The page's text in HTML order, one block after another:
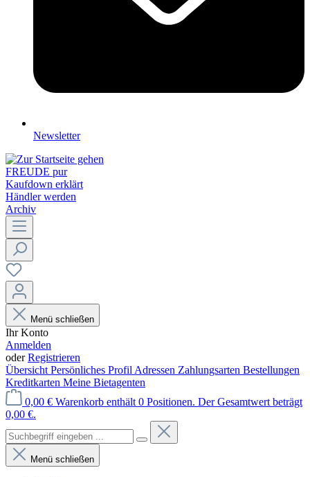
Newsletter
FREUDE pur
Kaufdown erklärt
Händler werden
Archiv
Menü schließen
Ihr Konto
Anmelden
oderRegistrieren
Übersicht Persönliches Profil Adressen Zahlungsarten Bestellungen
Kreditkarten Meine Bietagenten
0,00 € Warenkorb enthält 0 Positionen. Der Gesamtwert beträgt
0,00 €.
Menü schließen